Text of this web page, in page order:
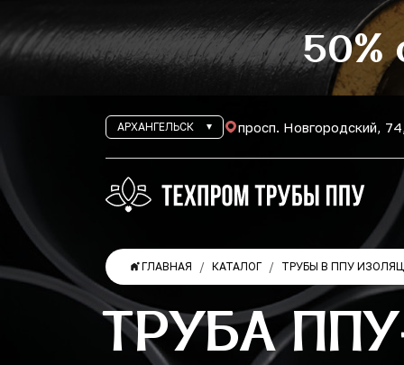
50%
АРХАНГЕЛЬСК просп. Новгородский,
ГЛАВНАЯ КАТАЛОГ ТРУБЫ В ППУ
ТРУБА